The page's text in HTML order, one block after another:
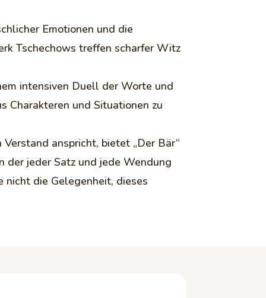
Emotionen und die
Tschechows treffen scharfer Witz
intensiven Duell der Worte und
Charakteren und Situationen zu
anspricht, bietet „Der Bär“
der jeder Satz und jede Wendung
nicht die Gelegenheit, dieses